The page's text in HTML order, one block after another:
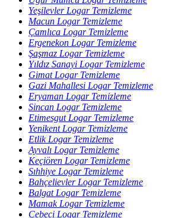
Yeşilevler Logar Temizleme
Macun Logar Temizleme
Çamlıca Logar Temizleme
Ergenekon Logar Temizleme
Şaşmaz Logar Temizleme
Yıldız Sanayi Logar Temizleme
Gimat Logar Temizleme
Gazi Mahallesi Logar Temizleme
Eryaman Logar Temizleme
Sincan Logar Temizleme
Etimesgut Logar Temizleme
Yenikent Logar Temizleme
Etlik Logar Temizleme
Ayvalı Logar Temizleme
Keçiören Logar Temizleme
Sıhhiye Logar Temizleme
Bahçelievler Logar Temizleme
Balgat Logar Temizleme
Mamak Logar Temizleme
Cebeci Logar Temizleme